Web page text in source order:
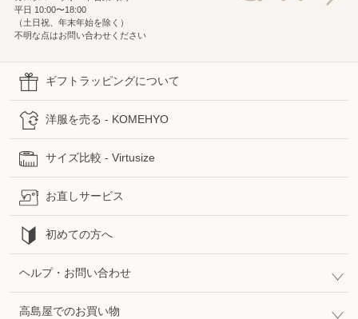
平日 10:00〜18:00
（土日祝、年末年始を除く）
不明な点はお問い合わせください
ギフトラッピングについて
洋服を売る - KOMEHYO
サイズ比較 - Virtusize
お直しサービス
初めての方へ
ヘルプ・お問い合わせ
高島屋でのお買い物